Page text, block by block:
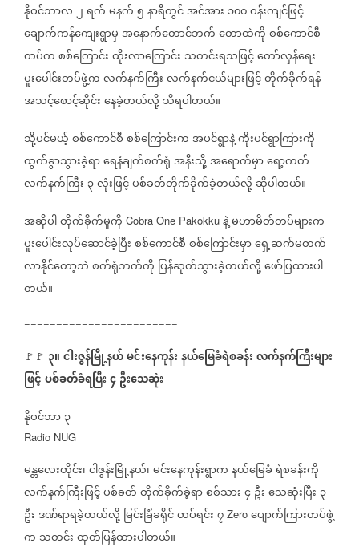
နိုဝင်ဘာလ၂ရက်မနက်၅နာရီတွင်အင်အား ၁၀၀ဝန်းကျင်ဖြင့်
ချောက်ကန်ကျေးရွာမှအနောက်တောင်ဘက်တောထဲကိုစစ်ကောင်စီ
တပ်ကစစ်ကြောင်းထိုးလာကြောင်း သတင်းရသဖြင့်တော်လှန်ရေး
ပူးပေါင်းတပ်ဖွဲ့ကလက်နက်ကြီးလက်နက်ငယ်များဖြင့်တိုက်ခိုက်ရန်
အသင့်စောင့်ဆိုင်းနေခဲ့တယ်လို့သိရပါတယ်။
သို့ပင်မယ့်စစ်ကောင်စီစစ်ကြောင်းကအပင်ရွာနဲ့ကိုးပင်ရွာကြားကို
ထွက်ခွာသွားခဲ့ရာရေနံချက်စက်ရုံအနီးသို့အရောက်မှာရော့ကတ်
လက်နက်ကြီး ၃လုံးဖြင့်ပစ်ခတ်တိုက်ခိုက်ခဲ့တယ်လို့ဆိုပါတယ်။
အဆိုပါတိုက်ခိုက်မှုကို Cobra One Pakokku နဲ့မဟာမိတ်တပ်များက
ပူးပေါင်းလုပ်ဆောင်ခဲ့ပြီးစစ်ကောင်စီစစ်ကြောင်းမှာရှေ့ဆက်မတက်
လာနိုင်တော့ဘဲစက်ရုံဘက်ကို ပြန်ဆုတ်သွားခဲ့တယ်လို့ဖော်ပြထားပါ
တယ်။
========================
🚩🚩 ၃။ငါးဇွန်မြို့နယ်မင်းနေကုန်းနယ်မြေခံရဲစခန်းလက်နက်ကြီးများ
ဖြင့်ပစ်ခတ်ခံရပြီး၄ဦးသေဆုံး
နိုဝင်ဘာ၃
Radio NUG
မန္တလေးတိုင်း၊ငါဇွန်းမြို့နယ်၊မင်းနေကုန်းရွာကနယ်မြေခံရဲစခန်းကို
လက်နက်ကြီးဖြင့်ပစ်ခတ်တိုက်ခိုက်ခဲ့ရာစစ်သား၄ ဦးသေဆုံးပြီး ၃
ဦးဒဏ်ရာရခဲ့တယ်လို့မြင်းခြံခရိုင်တပ်ရင်း၇ Zero ပျောက်ကြားတပ်ဖွဲ့
က သတင်းထုတ်ပြန်ထားပါတယ်။